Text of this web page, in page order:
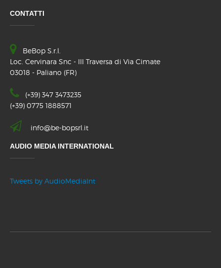
CONTATTI
BeBop S.r.l.
Loc. Cervinara Snc - III Traversa di Via Cimate
03018 - Paliano (FR)
(+39) 347 3473235
(+39) 0775 1888571
info@be-bopsrl.it
AUDIO MEDIA INTERNATIONAL
Tweets by AudioMediaInt